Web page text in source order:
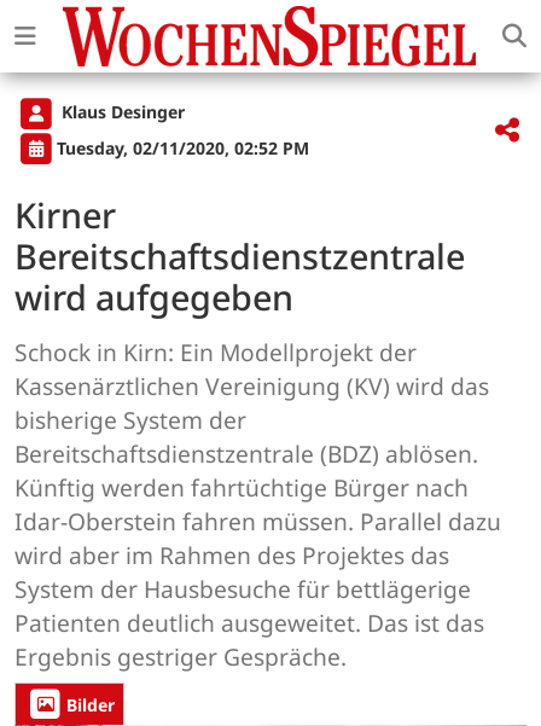
Klaus Desinger
Tuesday, 02/11/2020, 02:52 PM
Kirner
Bereitschaftsdienstzentrale
wird aufgegeben
Schock in Kirn: Ein Modellprojekt der
Kassenärztlichen Vereinigung (KV) wird das
bisherige System der
Bereitschaftsdienstzentrale (BDZ) ablösen.
Künftig werden fahrtüchtige Bürger nach
Idar-Oberstein fahren müssen. Parallel dazu
wird aber im Rahmen des Projektes das
System der Hausbesuche für bettlägerige
Patienten deutlich ausgeweitet. Das ist das
Ergebnis gestriger Gespräche.
Bilder